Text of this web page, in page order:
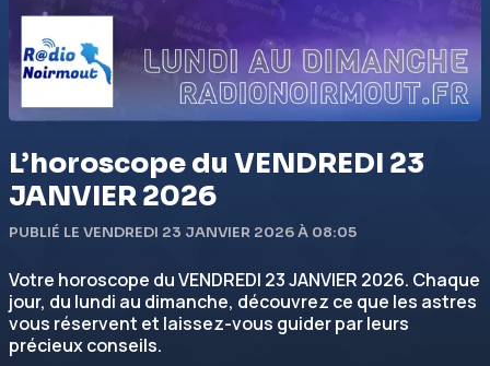
L’horoscope du VENDREDI 23
JANVIER 2026
PUBLIÉ LE VENDREDI 23 JANVIER 2026 À 08:05
Votre horoscope du VENDREDI 23 JANVIER 2026. Chaque
jour, du lundi au dimanche, découvrez ce que les astres
vous réservent et laissez-vous guider par leurs
précieux conseils.